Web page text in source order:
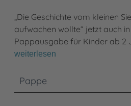
„Die Geschichte vom kleinen
aufwachen wollte“ jetzt auch
Pappausgabe für Kinder ab 2
weiterlesen
Pappe